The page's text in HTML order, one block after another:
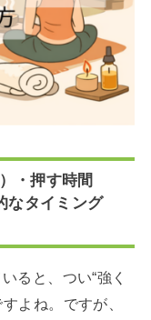
・押す時間
なタイミング
ると、つい“強く
よね。ですが、